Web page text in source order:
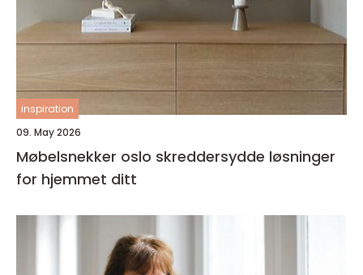
inspiration
09. May 2026
Møbelsnekker oslo skreddersydde løsninger
for hjemmet ditt